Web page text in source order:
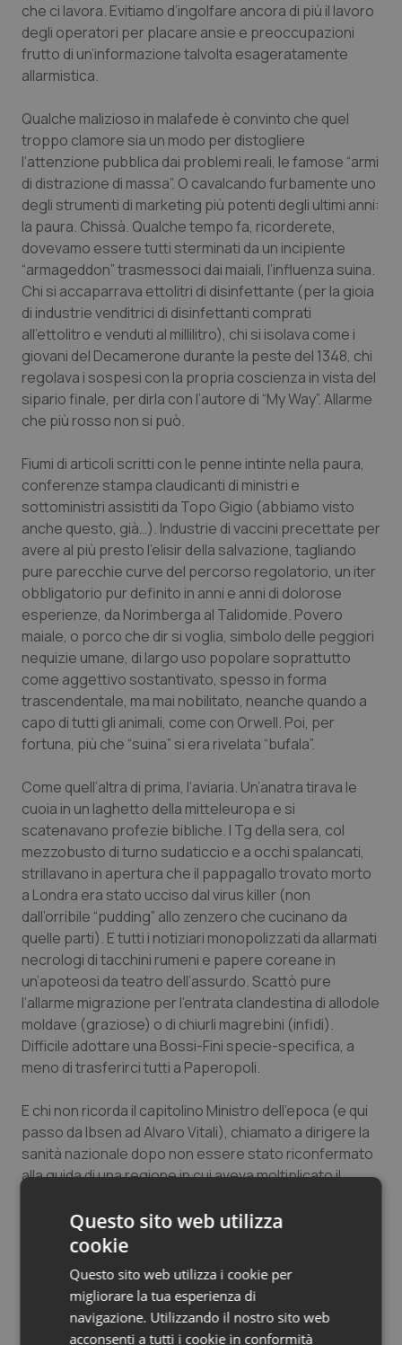
Quotidiano Oncologia
Quotidiano Pediatria
Rene & patologie urogenitali
Salute orale & impianti
Sangue & coagulazione
Tiroide
Tumore al seno
Tumore ovarico
Tumori del Polmone & Testa Collo
Ulcera & Reflusso
Vaccini
che ci lavora. Evitiamo d’ingolfare ancora di più il lavoro
degli operatori per placare ansie e preoccupazioni
frutto di un’informazione talvolta esageratamente
allarmistica.
Qualche malizioso in malafede è convinto che quel
troppo clamore sia un modo per distogliere
l’attenzione pubblica dai problemi reali, le famose “armi
di distrazione di massa”. O cavalcando furbamente uno
degli strumenti di marketing più potenti degli ultimi anni:
la paura. Chissà. Qualche tempo fa, ricorderete,
dovevamo essere tutti sterminati da un incipiente
“armageddon” trasmessoci dai maiali, l’influenza suina.
Chi si accaparrava ettolitri di disinfettante (per la gioia
di industrie venditrici di disinfettanti comprati
all’ettolitro e venduti al millilitro), chi si isolava come i
giovani del Decamerone durante la peste del 1348, chi
regolava i sospesi con la propria coscienza in vista del
sipario finale, per dirla con l’autore di “My Way”. Allarme
che più rosso non si può.
Fiumi di articoli scritti con le penne intinte nella paura,
conferenze stampa claudicanti di ministri e
sottoministri assistiti da Topo Gigio (abbiamo visto
anche questo, già…). Industrie di vaccini precettate per
avere al più presto l’elisir della salvazione, tagliando
pure parecchie curve del percorso regolatorio, un iter
obbligatorio pur definito in anni e anni di dolorose
esperienze, da Norimberga al Talidomide. Povero
maiale, o porco che dir si voglia, simbolo delle peggiori
nequizie umane, di largo uso popolare soprattutto
come aggettivo sostantivato, spesso in forma
trascendentale, ma mai nobilitato, neanche quando a
capo di tutti gli animali, come con Orwell. Poi, per
fortuna, più che “suina” si era rivelata “bufala”.
Come quell’altra di prima, l’aviaria. Un’anatra tirava le
cuoia in un laghetto della mitteleuropa e si
scatenavano profezie bibliche. I Tg della sera, col
mezzobusto di turno sudaticcio e a occhi spalancati,
strillavano in apertura che il pappagallo trovato morto
a Londra era stato ucciso dal virus killer (non
dall’orribile “pudding” allo zenzero che cucinano da
quelle parti). E tutti i notiziari monopolizzati da allarmati
necrologi di tacchini rumeni e papere coreane in
un’apoteosi da teatro dell’assurdo. Scattò pure
l’allarme migrazione per l’entrata clandestina di allodole
moldave (graziose) o di chiurli magrebini (infidi).
Difficile adottare una Bossi-Fini specie-specifica, a
meno di trasferirci tutti a Paperopoli.
E chi non ricorda il capitolino Ministro dell’epoca (e qui
passo da Ibsen ad Alvaro Vitali), chiamato a dirigere la
sanità nazionale dopo non essere stato riconfermato
alla guida di una regione in cui aveva moltiplicato il
Quel rotondo e rubizzo ministro dalla testa lucida,
mediaticamente onnipresente, ricorderete, calato in
allevatori di galline (padovane), svolazzante tra
entrambi in camicie bianco, benché
“lombrosianamente” distinguibile più nel primo caso
Questo sito web utilizza
cookie
Questo sito web utilizza i cookie per
migliorare la tua esperienza di
navigazione. Utilizzando il nostro sito web
acconsenti a tutti i cookie in conformità